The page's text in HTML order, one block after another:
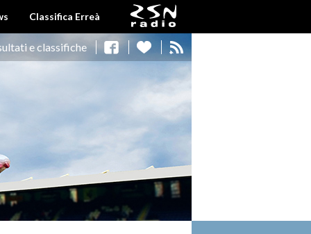
Classifica Erreà
e classifiche